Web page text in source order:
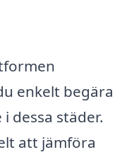
enkelt begära
dessa städer.
att jämföra